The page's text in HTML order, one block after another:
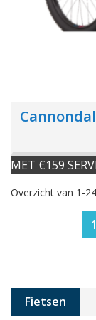
MET €159
Overzicht van 1-
1
Fietsen